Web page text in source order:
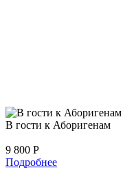
В гости к Аборигенам
9 800 Р
Подробнее